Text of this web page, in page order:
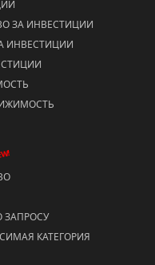
ЗА ИНВЕСТИЦИИ
ИНВЕСТИЦИИ
ЗАПРОСУ
КАТЕГОРИЯ